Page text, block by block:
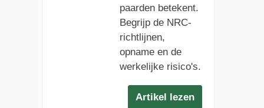
paarden betekent.
Begrijp de NRC-
richtlijnen,
opname en de
werkelijke risico's.
Artikel lezen